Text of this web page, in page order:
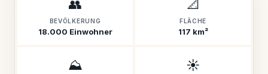
👥
BEVÖLKERUNG
18.000 Einwohner
📐
FLÄCHE
117 km²
⛰️ ☀️